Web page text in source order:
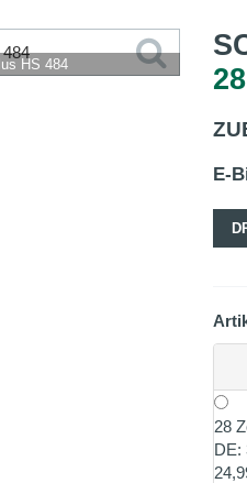
HS 484
E-
28
DE: